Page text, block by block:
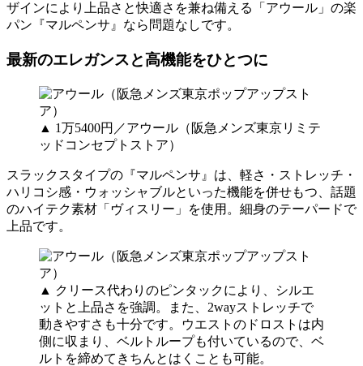
ザインにより上品さと快適さを兼ね備える「アウール」の楽
パン『マルペンサ』なら問題なしです。
最新のエレガンスと高機能をひとつに
▲ 1万5400円／アウール（阪急メンズ東京リミテ
ッドコンセプトストア）
スラックスタイプの『マルペンサ』は、軽さ・ストレッチ・
ハリコシ感・ウォッシャブルといった機能を併せもつ、話題
のハイテク素材「ヴィスリー」を使用。細身のテーパードで
上品です。
▲ クリース代わりのピンタックにより、シルエ
ットと上品さを強調。また、2wayストレッチで
動きやすさも十分です。ウエストのドロストは内
側に収まり、ベルトループも付いているので、ベ
ルトを締めてきちんとはくことも可能。